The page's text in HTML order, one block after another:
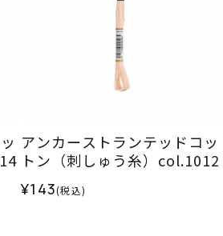
アンカーストランテッドコッ
トン（刺しゅう糸）col.1012
¥143(税込)